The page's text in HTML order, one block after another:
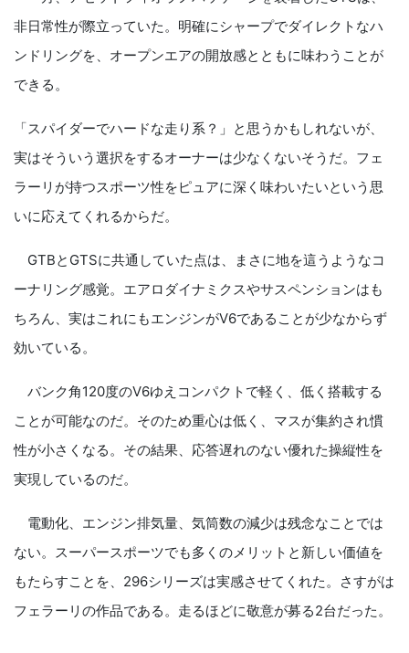
非日常性が際立っていた。明確にシャープでダイレクトなハ
ンドリングを、オープンエアの開放感とともに味わうことが
できる。
「スパイダーでハードな走り系？」と思うかもしれないが、
実はそういう選択をするオーナーは少なくないそうだ。フェ
ラーリが持つスポーツ性をピュアに深く味わいたいという思
いに応えてくれるからだ。
GTBとGTSに共通していた点は、まさに地を這うようなコ
ーナリング感覚。エアロダイナミクスやサスペンションはも
ちろん、実はこれにもエンジンがV6であることが少なからず
効いている。
バンク角120度のV6ゆえコンパクトで軽く、低く搭載する
ことが可能なのだ。そのため重心は低く、マスが集約され慣
性が小さくなる。その結果、応答遅れのない優れた操縦性を
実現しているのだ。
電動化、エンジン排気量、気筒数の減少は残念なことでは
ない。スーパースポーツでも多くのメリットと新しい価値を
もたらすことを、296シリーズは実感させてくれた。さすがは
フェラーリの作品である。走るほどに敬意が募る2台だった。